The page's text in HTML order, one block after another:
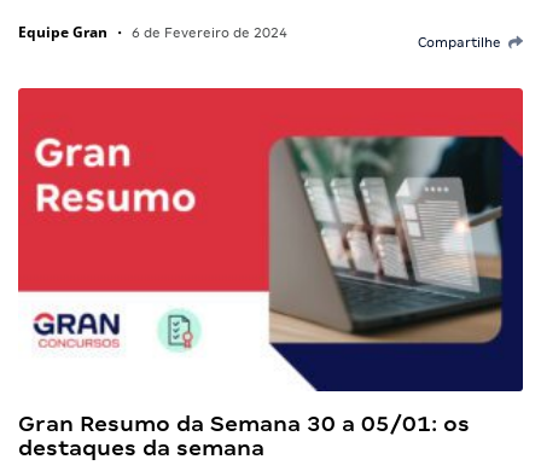
Equipe Gran • 6 de Fevereiro de 2024
Compartilhe
Gran Resumo da Semana 30 a 05/01: os
destaques da semana